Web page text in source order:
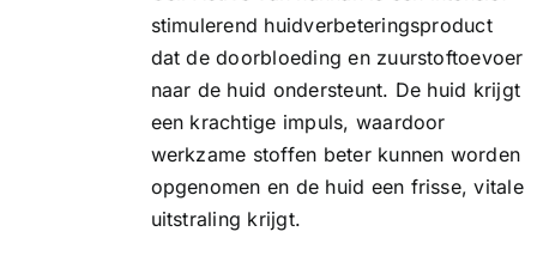
productpagina
stimulerend huidverbeteringsproduct
dat de doorbloeding en zuurstoftoevoer
naar de huid ondersteunt. De huid krijgt
een krachtige impuls, waardoor
werkzame stoffen beter kunnen worden
opgenomen en de huid een frisse, vitale
uitstraling krijgt.